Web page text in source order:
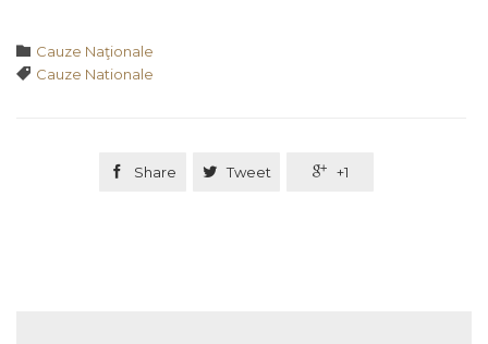
 Category
Cauze Naţionale
 Tags
Cauze Nationale
 Share  Tweet  +1